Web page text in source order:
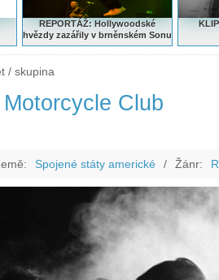
REPORTÁŽ: Hollywoodské
hvězdy zazářily v brněnském Sonu
/ skupina
Club
Spojené státy americké / Žánr: